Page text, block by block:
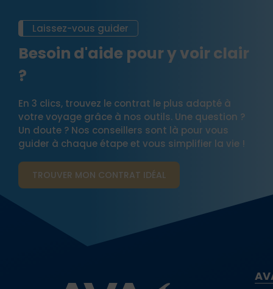
Laissez-vous guider
Besoin d'aide pour y voir clair
?
En 3 clics, trouvez le contrat le plus adapté à
votre voyage grâce à nos outils. Une question ?
Un doute ? Nos conseillers sont là pour vous
guider à chaque étape et vous simplifier la vie !
TROUVER MON CONTRAT​ IDÉAL